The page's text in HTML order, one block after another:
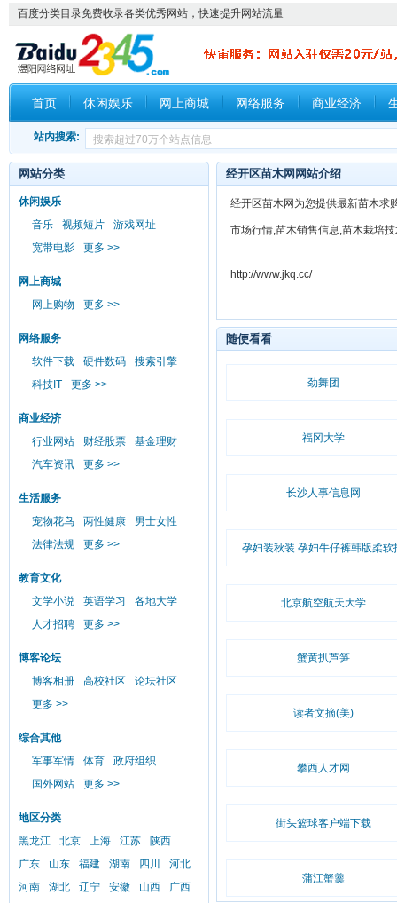
百度分类目录免费收录各类优秀网站，快速提升网站流量
首页 休闲娱乐 网上商城 网络服务 商业经济
站内搜索:
经开区苗木网网站介绍
经开区苗木网为您提供最新苗木求
市场行情,苗木销售信息,苗木栽培
http://www.jkq.cc/
随便看看
劲舞团
福冈大学
长沙人事信息网
孕妇装秋装 孕妇牛仔裤韩版柔软
北京航空航天大学
蟹黄扒芦笋
读者文摘(美)
攀西人才网
街头篮球客户端下载
蒲江蟹羹
网站分类
休闲娱乐
音乐
视频短片
游戏网址
宽带电影
更多 >>
网上商城
网上购物
更多 >>
网络服务
软件下载
硬件数码
搜索引擎
科技IT
更多 >>
商业经济
行业网站
财经股票
基金理财
汽车资讯
更多 >>
生活服务
宠物花鸟
两性健康
男士女性
法律法规
更多 >>
教育文化
文学小说
英语学习
各地大学
人才招聘
更多 >>
博客论坛
博客相册
高校社区
论坛社区
更多 >>
综合其他
军事军情
体育
政府组织
国外网站
更多 >>
地区分类
黑龙江
北京 上海 江苏
陕西
广东
山东 福建 湖南 四川
河北
河南
湖北 辽宁 安徽 山西
广西